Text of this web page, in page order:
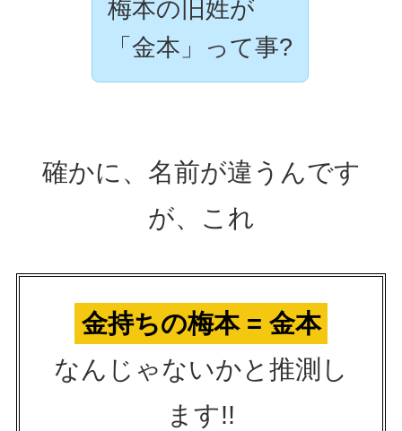
梅本の旧姓が
「金本」って事?
確かに、名前が違うんです
が、これ
金持ちの梅本 = 金本
なんじゃないかと推測し
ます!!